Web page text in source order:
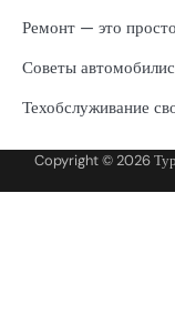
Ремонт — это просто
Советы
Техобслуживание
Copyright © 2026